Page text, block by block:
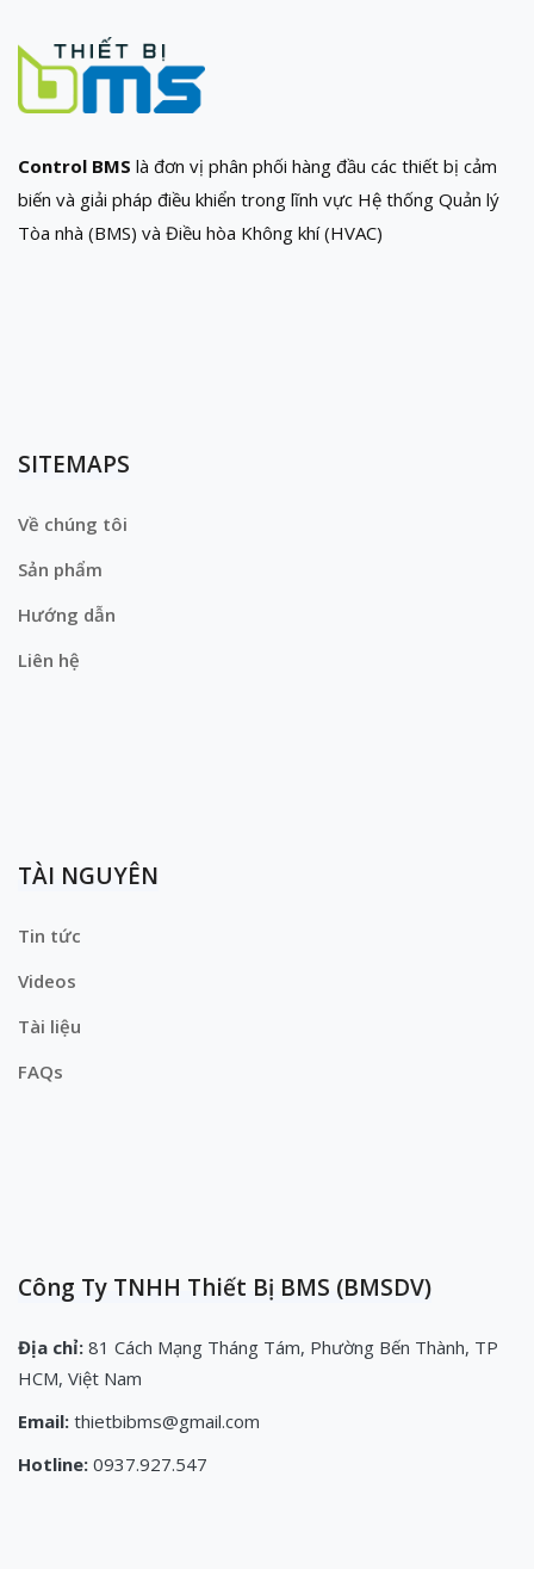
Control BMS là đơn vị phân phối hàng đầu các thiết bị cảm
biến và giải pháp điều khiển trong lĩnh vực Hệ thống Quản lý
Tòa nhà (BMS) và Điều hòa Không khí (HVAC)
SITEMAPS
Về chúng tôi
Sản phẩm
Hướng dẫn
Liên hệ
TÀI NGUYÊN
Tin tức
Videos
Tài liệu
FAQs
Công Ty TNHH Thiết Bị BMS (BMSDV)
Địa chỉ: 81 Cách Mạng Tháng Tám, Phường Bến Thành, TP
HCM, Việt Nam
Email: thietbibms@gmail.com
Hotline: 0937.927.547